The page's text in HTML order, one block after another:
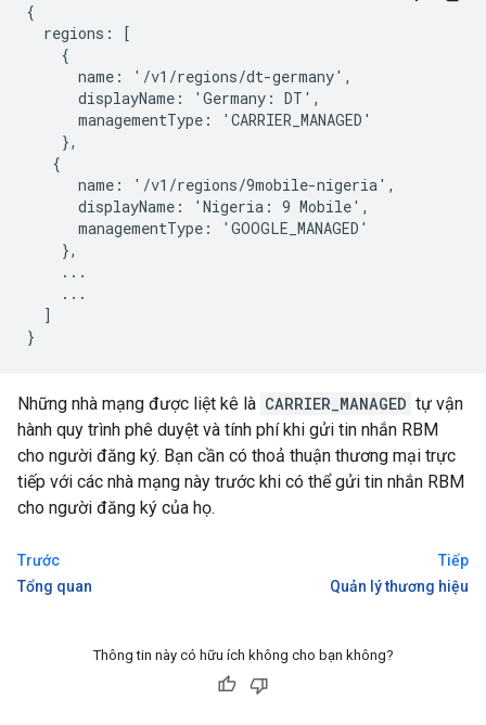
{
  regions: [
    {
      name: '/v1/regions/dt-germany',
      displayName: 'Germany: DT',
      managementType: 'CARRIER_MANAGED'
    },
   {
      name: '/v1/regions/9mobile-nigeria',
      displayName: 'Nigeria: 9 Mobile',
      managementType: 'GOOGLE_MANAGED'
    },
    ...
    ...
  ]
Những nhà mạng được liệt kê là CARRIER_MANAGED tự vận
hành quy trình phê duyệt và tính phí khi gửi tin nhắn RBM
cho người đăng ký. Bạn cần có thoả thuận thương mại trực
tiếp với các nhà mạng này trước khi có thể gửi tin nhắn RBM
cho người đăng ký của họ.
Trước
Tổng quan
Tiếp
Quản lý thương hiệu
Thông tin này có hữu ích không cho bạn không?